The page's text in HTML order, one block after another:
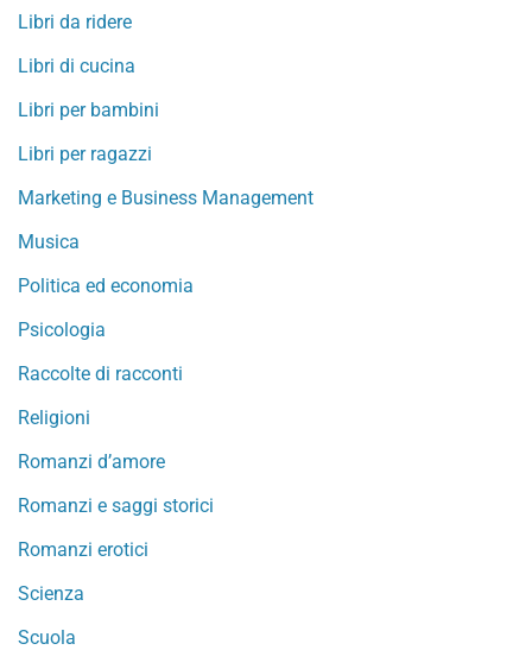
Libri da ridere
Libri di cucina
Libri per bambini
Libri per ragazzi
Marketing e Business Management
Musica
Politica ed economia
Psicologia
Raccolte di racconti
Religioni
Romanzi d’amore
Romanzi e saggi storici
Romanzi erotici
Scienza
Scuola